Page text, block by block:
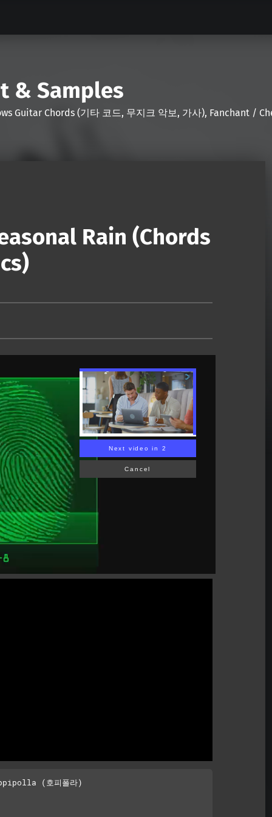
& Samples
Guitar Chords (기타 코드, 무지크 악보, 가사), Fanchant /
Rain (Chords
Next video in 1
Cancel
(호피폴라)